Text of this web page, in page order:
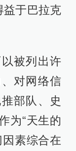
益于巴拉克
被列出许
对网络信
部队、史
为“天生的
素综合在